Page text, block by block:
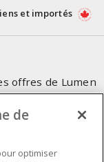
et importés
offres de Lumen
de
optimiser